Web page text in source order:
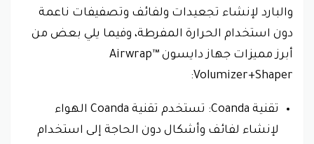
والبارد لإنشاء تجعيدات ولفائف وتصفيفات ناعمة
دون استخدام الحرارة المفرطة، وفيما يلي بعض من
أبرز مميزات جهاز دايسون Airwrap™
Volumizer+Shaper:
تقنية Coanda: تستخدم تقنية Coanda الهواء
لإنشاء لفائف وأشكال دون الحاجة إلى استخدام